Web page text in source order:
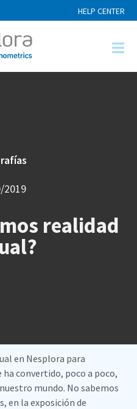
HELP CENTER
2019
realidad
en Nesplora para
convertido, poco a poco,
mundo. No sabemos
en la exposición de